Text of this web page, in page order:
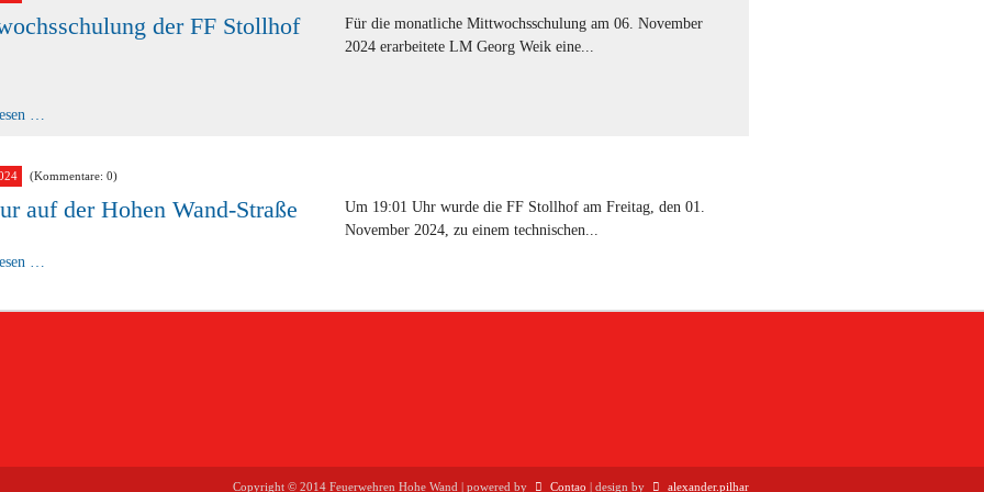
der FF Stollhof
Für die monatliche Mittwochsschulung am 06. November
2024 erarbeitete LM Georg Weik eine...
…
(Kommentare: 0)
auf der Hohen Wand-Straße
Um 19:01 Uhr wurde die FF Stollhof am Freitag, den 01.
November 2024, zu einem technischen...
…
Hohen
Copyright ©2014 Feuerwehren Hohe Wand | powered by Contao | design by alexander.pilhar